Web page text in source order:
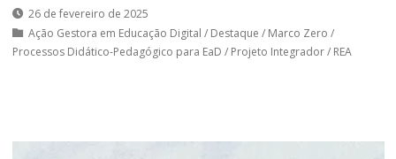
26 de fevereiro de 2025
Ação Gestora em Educação Digital / Destaque / Marco Zero /
Processos Didático-Pedagógico para EaD / Projeto Integrador/ REA